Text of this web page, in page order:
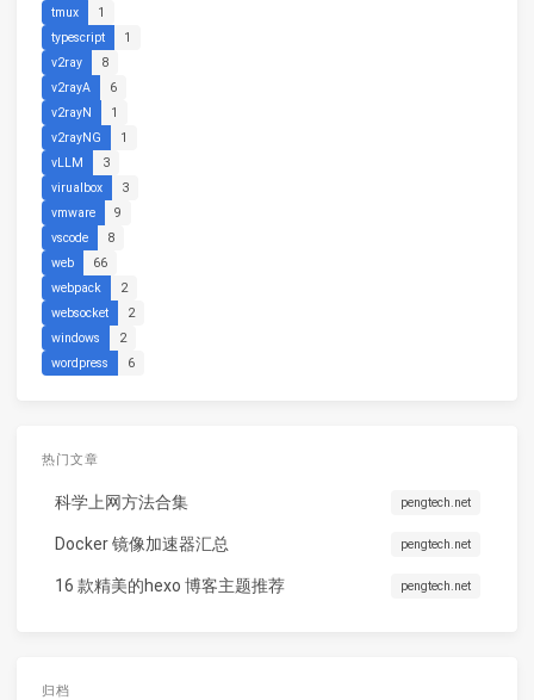
tmux
1
typescript
1
v2ray
8
v2rayA
6
v2rayN
1
v2rayNG
1
vLLM
3
virualbox
3
vmware
9
vscode
8
web
66
webpack
2
websocket
2
windows
2
wordpress
6
热门文章
科学上网方法合集 pengtech.net
Docker 镜像加速器汇总 pengtech.net
16 款精美的hexo 博客主题推荐 pengtech.net
归档